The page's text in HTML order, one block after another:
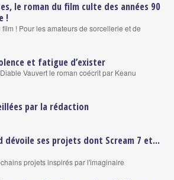
le roman du film culte des années 90
!
! Pour les amateurs de sorcellerie et de
et fatigue d’exister
Vauvert le roman coécrit par Keanu
par la rédaction
ses projets dont Scream 7 et...
projets inspirés par l'imaginaire